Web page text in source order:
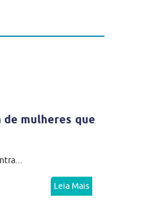
de mulheres que
Leia Mais